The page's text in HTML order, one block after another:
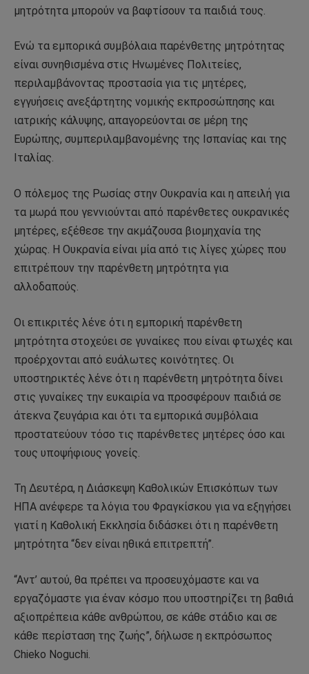
μητρότητα μπορούν να βαφτίσουν τα παιδιά τους.
Ενώ τα εμπορικά συμβόλαια παρένθετης μητρότητας
είναι συνηθισμένα στις Ηνωμένες Πολιτείες,
περιλαμβάνοντας προστασία για τις μητέρες,
εγγυήσεις ανεξάρτητης νομικής εκπροσώπησης και
ιατρικής κάλυψης, απαγορεύονται σε μέρη της
Ευρώπης, συμπεριλαμβανομένης της Ισπανίας και της
Ιταλίας.
Ο πόλεμος της Ρωσίας στην Ουκρανία και η απειλή για
τα μωρά που γεννιούνται από παρένθετες ουκρανικές
μητέρες, εξέθεσε την ακμάζουσα βιομηχανία της
χώρας. Η Ουκρανία είναι μία από τις λίγες χώρες που
επιτρέπουν την παρένθετη μητρότητα για
αλλοδαπούς.
Οι επικριτές λένε ότι η εμπορική παρένθετη
μητρότητα στοχεύει σε γυναίκες που είναι φτωχές και
προέρχονται από ευάλωτες κοινότητες. Οι
υποστηρικτές λένε ότι η παρένθετη μητρότητα δίνει
στις γυναίκες την ευκαιρία να προσφέρουν παιδιά σε
άτεκνα ζευγάρια και ότι τα εμπορικά συμβόλαια
προστατεύουν τόσο τις παρένθετες μητέρες όσο και
τους υποψήφιους γονείς.
Τη Δευτέρα, η Διάσκεψη Καθολικών Επισκόπων των
ΗΠΑ ανέφερε τα λόγια του Φραγκίσκου για να εξηγήσει
γιατί η Καθολική Εκκλησία διδάσκει ότι η παρένθετη
μητρότητα “δεν είναι ηθικά επιτρεπτή”.
“Αντ’ αυτού, θα πρέπει να προσευχόμαστε και να
εργαζόμαστε για έναν κόσμο που υποστηρίζει τη βαθιά
αξιοπρέπεια κάθε ανθρώπου, σε κάθε στάδιο και σε
κάθε περίσταση της ζωής”, δήλωσε η εκπρόσωπος
Chieko Noguchi.